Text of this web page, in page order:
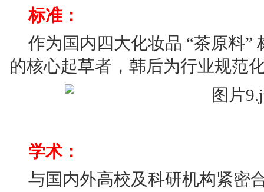
标准：
作为国内四大化妆品 “茶原料”
的核心起草者，韩后为行业规范
学术：
与国内外高校及科研机构紧密